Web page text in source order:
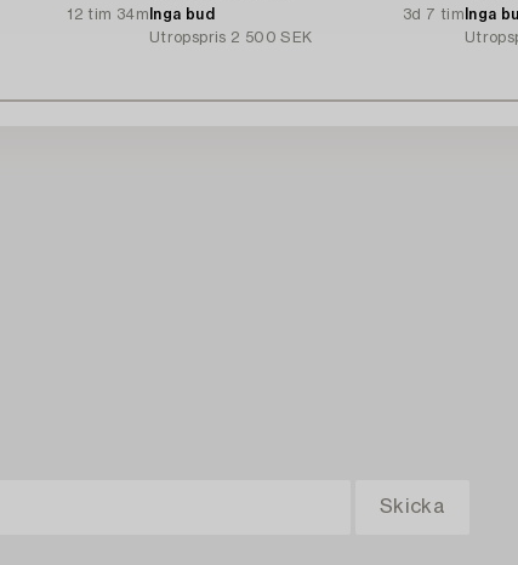
12 tim 34m Inga bud
3d 7 tim
Utropspris 2 500 SEK
Inga